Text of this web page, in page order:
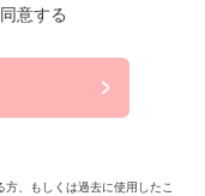
意する
、もしくは過去に使用したこ